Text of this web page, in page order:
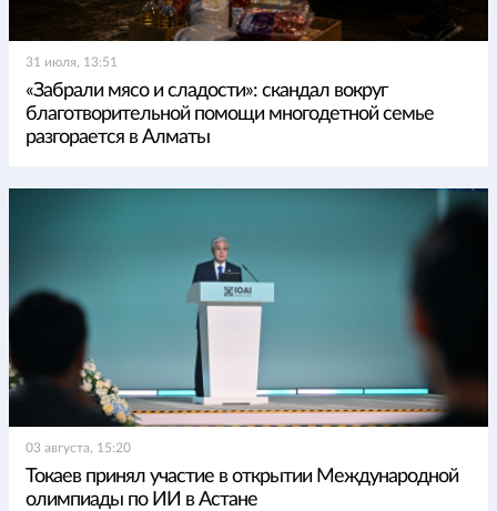
31 июля, 13:51
«Забрали мясо и сладости»: скандал вокруг
благотворительной помощи многодетной семье
разгорается в Алматы
03 августа, 15:20
Токаев принял участие в открытии Международной
олимпиады по ИИ в Астане